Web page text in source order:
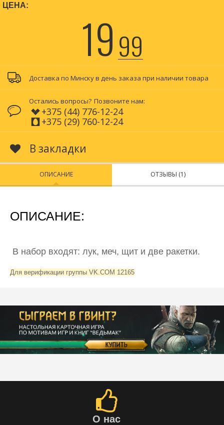
ЦЕНА:
1999
Доставка по Минску в день заказа при наличии товара
Остались вопросы? Позвоните нам:
+375 (44) 776-12-24
+375 (29) 760-12-24
В закладки
ОПИСАНИЕ ОТЗЫВЫ (1)
ОПИСАНИЕ:
В набор входят: лук, меч, щит и две ракетки.
Для верификации группы VK.COM 12165
О нас